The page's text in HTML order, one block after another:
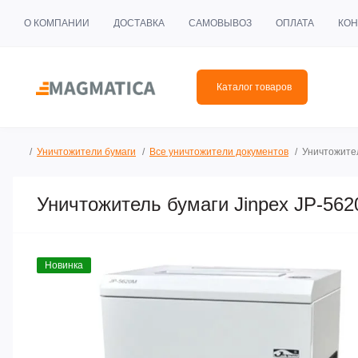
О КОМПАНИИ ДОСТАВКА САМОВЫВОЗ ОПЛАТА
Каталог товаров
Уничтожители бумаги Все уничтожители документов
Уничтожитель бумаги Jinpex JP-
Новинка